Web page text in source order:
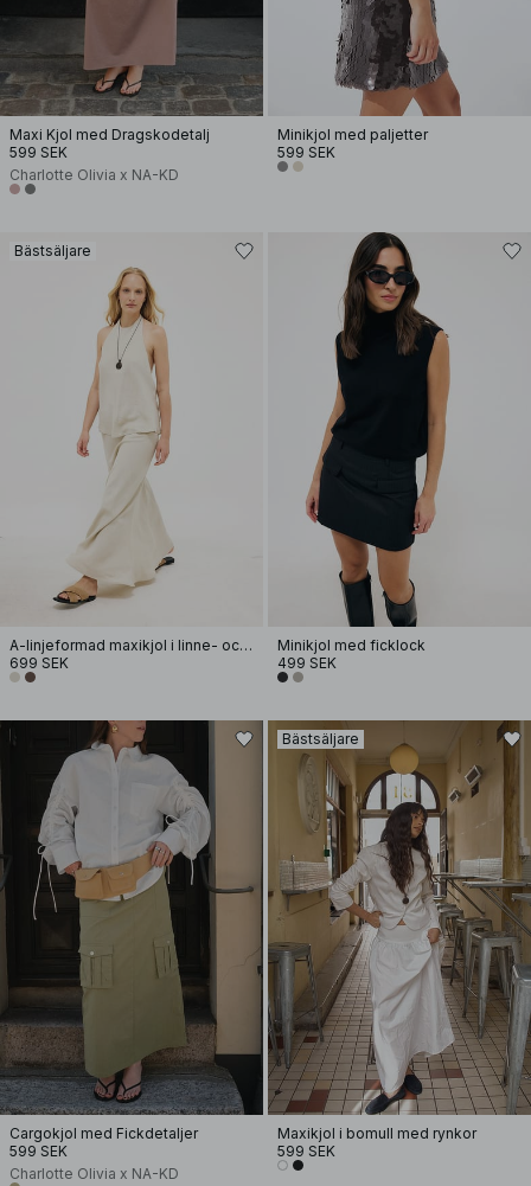
Maxi Kjol med Dragskodetalj
599 SEK
Charlotte Olivia x NA-KD
Minikjol med paljetter
599 SEK
Bästsäljare
A-linjeformad maxikjol i linne- och lyocellblandning
699 SEK
Minikjol med ficklock
499 SEK
Cargokjol med Fickdetaljer
599 SEK
Charlotte Olivia x NA-KD
Bästsäljare
Maxikjol i bomull med rynkor
599 SEK